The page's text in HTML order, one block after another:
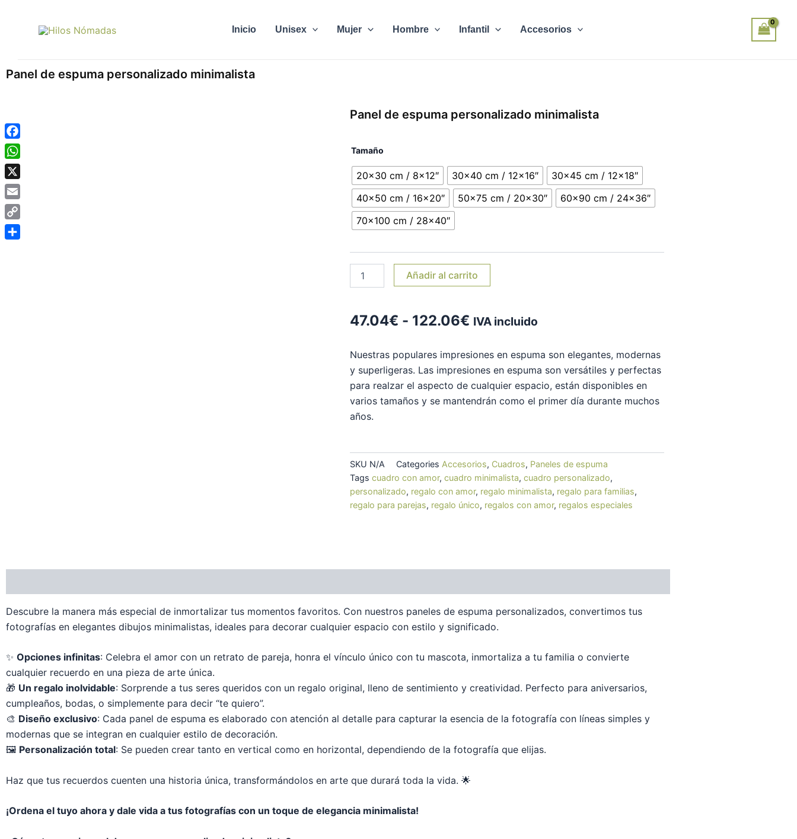
contenido
Inicio Unisex Mujer Hombre Infantil Accesorios
Panel de espuma personalizado minimalista
Panel de espuma personalizado minimalista
Tamaño
20x30 cm / 8x12″ 30x40 cm / 12x16″
30x45 cm / 12x18″
40x50 cm / 16x20″
50x75 cm / 20x30″
60x90 cm / 24x36″
70x100 cm / 28x40″
Panel
espuma
personalizado
minimalista
cantidad
Añadir al carrito
47.04€ - 122.06€ Rango
precios:
desde
122.06€
IVA incluido
Nuestras populares impresiones en espuma son elegantes, modernas
y superligeras. Las impresiones en espuma son versátiles y perfectas
para realzar el aspecto de cualquier espacio, están disponibles en
varios tamaños y se mantendrán como el primer día durante muchos
años.
SKU N/A Categories Accesorios, Cuadros, Paneles de espuma
Tags cuadro con amor, cuadro minimalista, cuadro personalizado,
personalizado, regalo con amor, regalo minimalista, regalo para familias,
regalo para parejas, regalo único, regalos con amor, regalos especiales
Descubre la manera más especial de inmortalizar tus momentos favoritos. Con nuestros paneles de espuma personalizados, convertimos tus
fotografías en elegantes dibujos minimalistas, ideales para decorar cualquier espacio con estilo y significado.
✨ Opciones infinitas: Celebra el amor con un retrato de pareja, honra el vínculo único con tu mascota, inmortaliza a tu familia o convierte
cualquier recuerdo en una pieza de arte única.
🎁 Un regalo inolvidable: Sorprende a tus seres queridos con un regalo original, lleno de sentimiento y creatividad. Perfecto para aniversarios,
cumpleaños, bodas, o simplemente para decir “te quiero”.
🎨 Diseño exclusivo: Cada panel de espuma es elaborado con atención al detalle para capturar la esencia de la fotografía con líneas simples y
modernas que se integran en cualquier estilo de decoración.
🖼️ Personalización total: Se pueden crear tanto en vertical como en horizontal, dependiendo de la fotografía que elijas.
Haz que tus recuerdos cuenten una historia única, transformándolos en arte que durará toda la vida. 🌟
¡Ordena el tuyo ahora y dale vida a tus fotografías con un toque de elegancia minimalista!
Facebook
WhatsApp
X
Email
Copy
Link